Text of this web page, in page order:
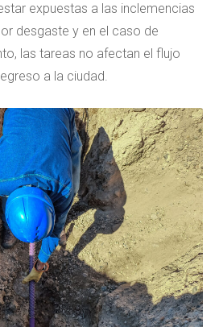
expuestas a las inclemencias
desgaste y en el caso de
las tareas no afectan el flujo
a la ciudad.